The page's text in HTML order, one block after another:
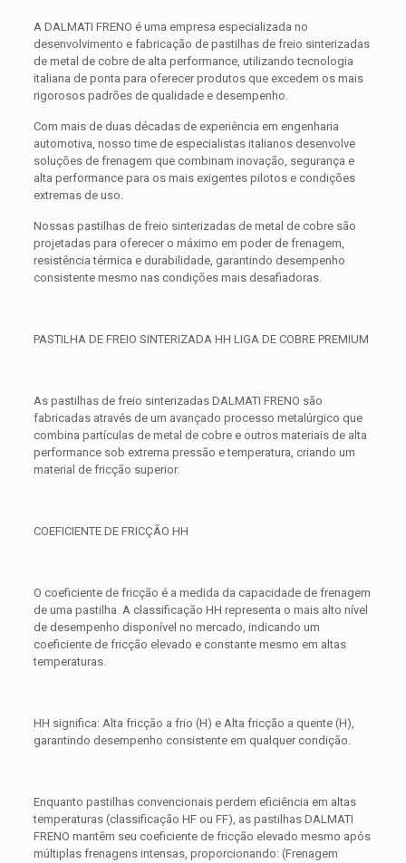
A DALMATI FRENO é uma empresa especializada no
desenvolvimento e fabricação de pastilhas de freio sinterizadas
de metal de cobre de alta performance, utilizando tecnologia
italiana de ponta para oferecer produtos que excedem os mais
rigorosos padrões de qualidade e desempenho.
Com mais de duas décadas de experiência em engenharia
automotiva, nosso time de especialistas italianos desenvolve
soluções de frenagem que combinam inovação, segurança e
alta performance para os mais exigentes pilotos e condições
extremas de uso.
Nossas pastilhas de freio sinterizadas de metal de cobre são
projetadas para oferecer o máximo em poder de frenagem,
resistência térmica e durabilidade, garantindo desempenho
consistente mesmo nas condições mais desafiadoras.
PASTILHA DE FREIO SINTERIZADA HH LIGA DE COBRE PREMIUM
As pastilhas de freio sinterizadas DALMATI FRENO são
fabricadas através de um avançado processo metalúrgico que
combina partículas de metal de cobre e outros materiais de alta
performance sob extrema pressão e temperatura, criando um
material de fricção superior.
COEFICIENTE DE FRICÇÃO HH
O coeficiente de fricção é a medida da capacidade de frenagem
de uma pastilha. A classificação HH representa o mais alto nível
de desempenho disponível no mercado, indicando um
coeficiente de fricção elevado e constante mesmo em altas
temperaturas.
HH significa: Alta fricção a frio (H) e Alta fricção a quente (H),
garantindo desempenho consistente em qualquer condição.
Enquanto pastilhas convencionais perdem eficiência em altas
temperaturas (classificação HF ou FF), as pastilhas DALMATI
FRENO mantêm seu coeficiente de fricção elevado mesmo após
múltiplas frenagens intensas, proporcionando: (Frenagem